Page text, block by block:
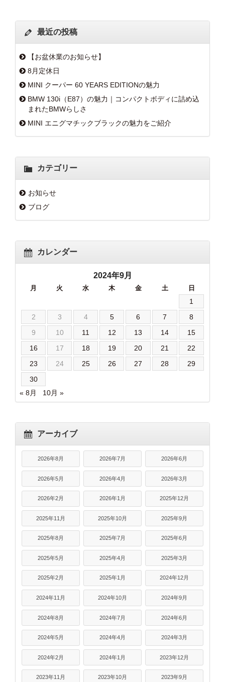
最近の投稿
【お盆休業のお知らせ】
8月定休日
MINI クーパー 60 YEARS EDITIONの魅力
BMW 130i（E87）の魅力｜コンパクトボディに詰め込
まれたBMWらしさ
MINI エニグマチックブラックの魅力をご紹介
カテゴリー
お知らせ
ブログ
カレンダー
2024年9月
月 火 水 木 金 土 日
1
2
3 4 5 6 7
8
9
10 11 12 13 14
15
16
17 18 19 20 21
22
23
24 25 26 27 28
29
30
« 8月
10月 »
アーカイブ
2026年8月 2026年7月 2026年6月
2026年5月 2026年4月 2026年3月
2026年2月 2026年1月 2025年12月
2025年11月 2025年10月 2025年9月
2025年8月 2025年7月 2025年6月
2025年5月 2025年4月 2025年3月
2025年2月 2025年1月 2024年12月
2024年11月 2024年10月 2024年9月
2024年8月 2024年7月 2024年6月
2024年5月 2024年4月 2024年3月
2024年2月 2024年1月 2023年12月
2023年11月 2023年10月 2023年9月